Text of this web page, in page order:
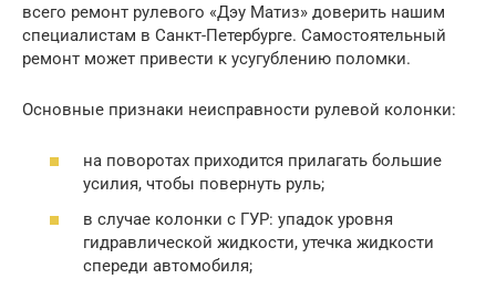
всего ремонт рулевого «Дэу Матиз» доверить нашим
специалистам в Санкт-Петербурге. Самостоятельный
ремонт может привести к усугублению поломки.
Основные признаки неисправности рулевой колонки:
на поворотах приходится прилагать большие
усилия, чтобы повернуть руль;
в случае колонки с ГУР: упадок уровня
гидравлической жидкости, утечка жидкости
спереди автомобиля;